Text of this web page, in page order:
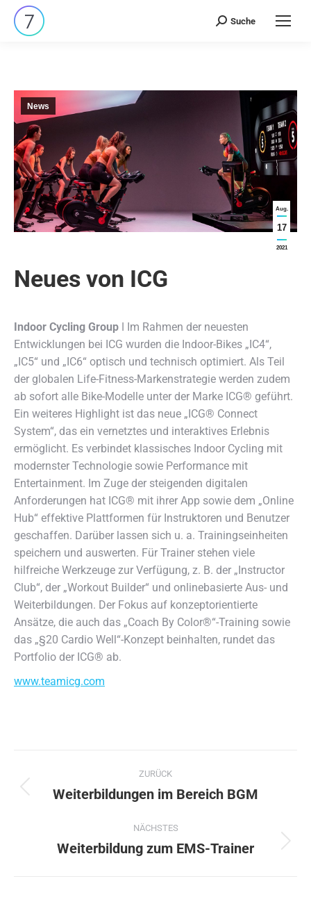
Search:
Suche
Aug.
17
2021
News
Neues von ICG
Indoor Cycling Group ǀ Im Rahmen der neuesten
Entwicklungen bei ICG wurden die Indoor-Bikes „IC4“,
„IC5“ und „IC6“ optisch und technisch optimiert. Als Teil
der globalen Life-Fitness-Markenstrategie werden zudem
ab sofort alle Bike-Modelle unter der Marke ICG® geführt.
Ein weiteres Highlight ist das neue „ICG® Connect
System“, das ein vernetztes und interaktives Erlebnis
ermöglicht. Es verbindet klassisches Indoor Cycling mit
modernster Technologie sowie Performance mit
Entertainment. Im Zuge der steigenden digitalen
Anforderungen hat ICG® mit ihrer App sowie dem „Online
Hub“ effektive Plattformen für Instruktoren und Benutzer
geschaffen. Darüber lassen sich u. a. Trainingseinheiten
speichern und auswerten. Für Trainer stehen viele
hilfreiche Werkzeuge zur Verfügung, z. B. der „Instructor
Club“, der „Workout Builder“ und onlinebasierte Aus- und
Weiterbildungen. Der Fokus auf konzeptorientierte
Ansätze, die auch das „Coach By Color®“-Training sowie
das „§20 Cardio Well“-Konzept beinhalten, rundet das
Portfolio der ICG® ab.
www.teamicg.com
Kommentarnavigation
ZURÜCK
Vorheriger
Weiterbildungen im Bereich BGM
NÄCHSTES
Nächster
Weiterbildung zum EMS-Trainer